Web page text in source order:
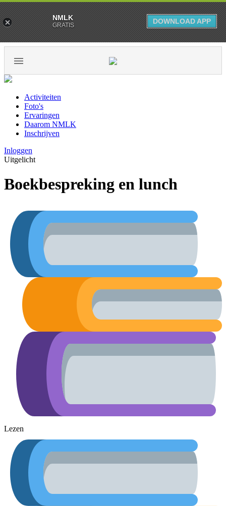
Activiteiten
Foto's
Ervaringen
Daarom NMLK
Inschrijven
Inloggen
Uitgelicht
Boekbespreking en lunch
Lezen
NMLK
GRATIS DOWNLOAD APP